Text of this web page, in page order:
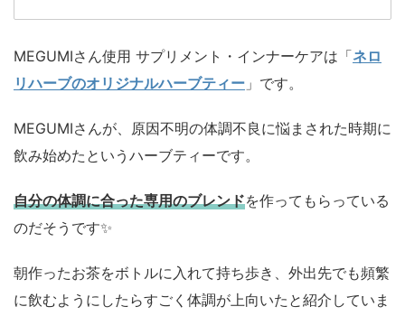
MEGUMIさん使用 サプリメント・インナーケアは「ネロ
リハーブのオリジナルハーブティー 」です。
MEGUMIさんが、原因不明の体調不良に悩まされた時期に
飲み始めたというハーブティーです。
自分の体調に合った専用のブレンドを作ってもらっている
のだそうです✨
朝作ったお茶をボトルに入れて持ち歩き、外出先でも頻繁
に飲むようにしたらすごく体調が上向いたと紹介していま